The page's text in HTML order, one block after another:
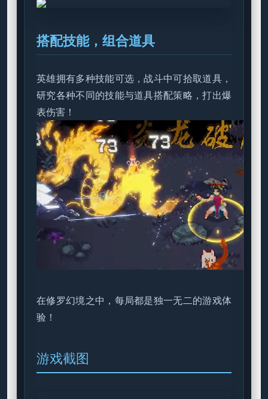
搭配技能，组合道具
英雄拥有多种技能可选，战斗中可拾取道具，
研究各种不同的技能与道具搭配策略，打出爆
表伤害！
在修罗幻境之中，每局都是独一无二的游戏体
验！
游戏截图